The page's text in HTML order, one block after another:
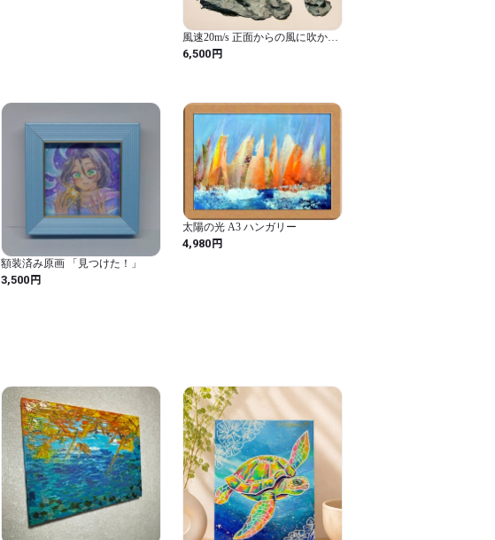
風速20m/s 正面からの風に吹かれ
る サバトラ テクスチャーアート
原画
6,500円
額装済み原画 「見つけた！」
3,500円
太陽の光 A3 ハンガリー
4,980円